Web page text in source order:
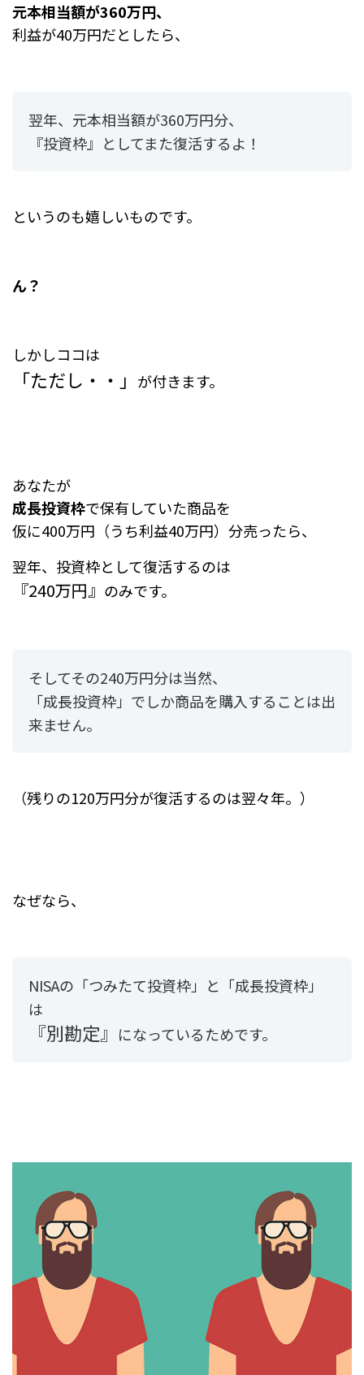
元本相当額が360万円、
利益が40万円だとしたら、
翌年、元本相当額が360万円分、
『投資枠』としてまた復活するよ！
というのも嬉しいものです。
ん？
しかしココは
「ただし・・」 が付きます。
あなたが
成長投資枠で保有していた商品を
仮に400万円（うち利益40万円）分売ったら、
翌年、投資枠として復活するのは
『240万円』 のみです。
そしてその240万円分は当然、
「成長投資枠」でしか商品を購入することは出
来ません。
（残りの120万円分が復活するのは翌々年。）
なぜなら、
NISAの「つみたて投資枠」と「成長投資枠」
は
『別勘定』 になっているためです。